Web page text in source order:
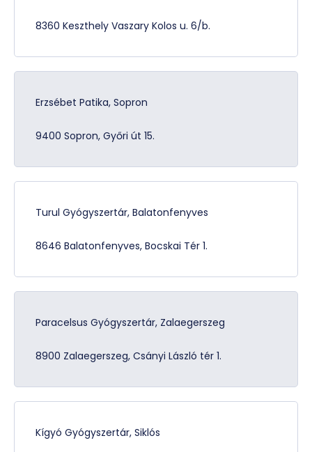
8360 Keszthely Vaszary Kolos u. 6/b.
Erzsébet Patika, Sopron
9400 Sopron, Győri út 15.
Turul Gyógyszertár, Balatonfenyves
8646 Balatonfenyves, Bocskai Tér 1.
Paracelsus Gyógyszertár, Zalaegerszeg
8900 Zalaegerszeg, Csányi László tér 1.
Kígyó Gyógyszertár, Siklós